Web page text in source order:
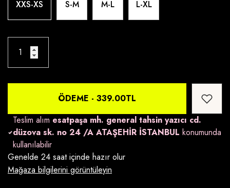
XXS-XS S-M M-L L-XL
ÖDEME - 339.00TL
Teslim alım esatpaşa mh. general tahsin yazıcı cd.
düzova sk. no 24 /A ATAŞEHİR İSTANBUL konumunda
kullanılabilir
Genelde 24 saat içinde hazır olur
Mağaza bilgilerini görüntüleyin